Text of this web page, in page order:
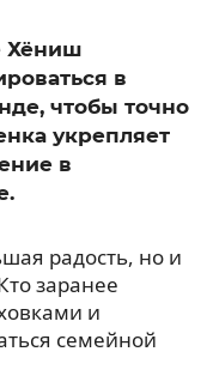
Хёниш
в
чтобы точно
укрепляет
в
радость, но и
заранее
и
семейной